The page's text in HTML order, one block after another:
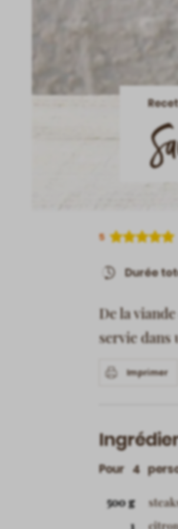
5
Durée
De la
servie dans
Imprimer
Pour
4
500 g
1